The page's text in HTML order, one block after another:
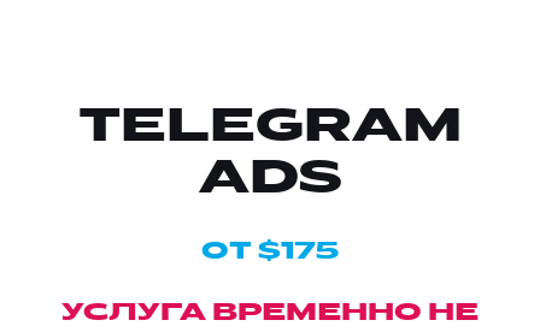
TELEGRAM
ADS
ОТ $175
УСЛУГА ВРЕМЕННО НЕ